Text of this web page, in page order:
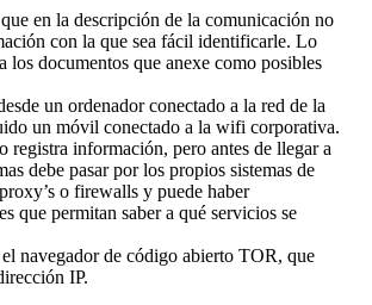
en la descripción de la comunicación no
con la que sea fácil identificarle. Lo
los documentos que anexe como posibles
un ordenador conectado a la red de la
un móvil conectado a la wifi corporativa.
registra información, pero antes de llegar a
debe pasar por los propios sistemas de
o firewalls y puede haber
que permitan saber a qué servicios se
navegador de código abierto TOR, que
IP.